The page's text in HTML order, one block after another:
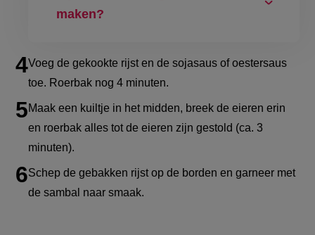
maken?
Voeg de gekookte rijst en de sojasaus of oestersaus
toe. Roerbak nog 4 minuten.
Maak een kuiltje in het midden, breek de eieren erin
en roerbak alles tot de eieren zijn gestold (ca. 3
minuten).
Schep de gebakken rijst op de borden en garneer met
de sambal naar smaak.